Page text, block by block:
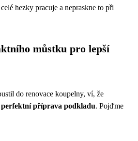
hezky pracuje a nepraskne to při
můstku pro lepší
do renovace koupelny, ví, že
perfektní příprava podkladu. Pojďme